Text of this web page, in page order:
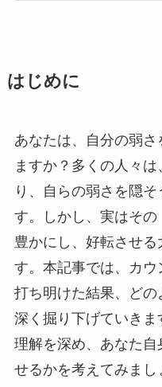
はじめに
あなたは、自分の弱
ますか？多くの人々
り、自らの弱さを隠
す。しかし、実はそ
豊かにし、好転させ
す。本記事では、カ
打ち明けた結果、ど
深く掘り下げていき
理解を深め、あなた
せるかを考えてみまし